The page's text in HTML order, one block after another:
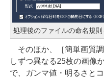
処理後のファイルの命名規
そのほか、［簡単画質
しずつ異なる25枚の画像
で、ガンマ値・明るさと